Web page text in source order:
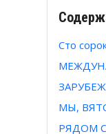
Сто
МЫ,
РЯДОМ